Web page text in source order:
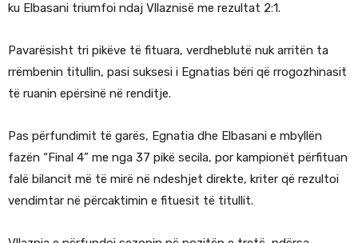
ku Elbasani triumfoi ndaj Vllaznisë me rezultat 2:1.
Pavarësisht tri pikëve të fituara, verdheblutë nuk arritën ta
rrëmbenin titullin, pasi suksesi i Egnatias bëri që rrogozhinasit
të ruanin epërsinë në renditje.
Pas përfundimit të garës, Egnatia dhe Elbasani e mbyllën
fazën “Final 4” me nga 37 pikë secila, por kampionët përfituan
falë bilancit më të mirë në ndeshjet direkte, kriter që rezultoi
vendimtar në përcaktimin e fituesit të titullit.